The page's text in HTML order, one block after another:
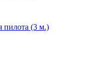
пилота (3 м.)